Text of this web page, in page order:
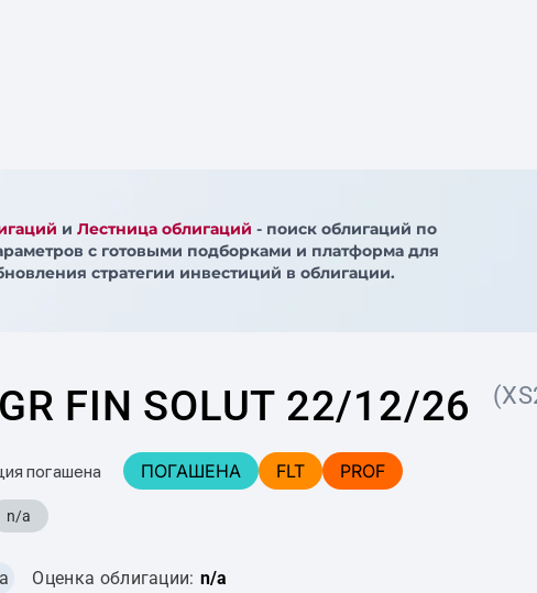
и Лестница облигаций - поиск облигаций по
с готовыми подборками и платформа для
стратегии инвестиций в облигации.
FIN SOLUT 22/12/26
погашена ПОГАШЕНА FLT PROF
n/a
Оценка облигации: n/a